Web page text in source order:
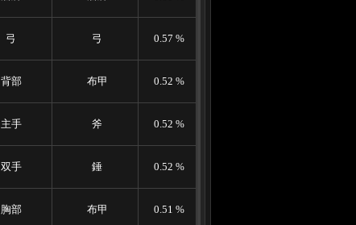
弓 弓 0.57 %
背部 布甲 0.52 %
主手 斧 0.52 %
双手 錘 0.52 %
胸部 布甲 0.51 %